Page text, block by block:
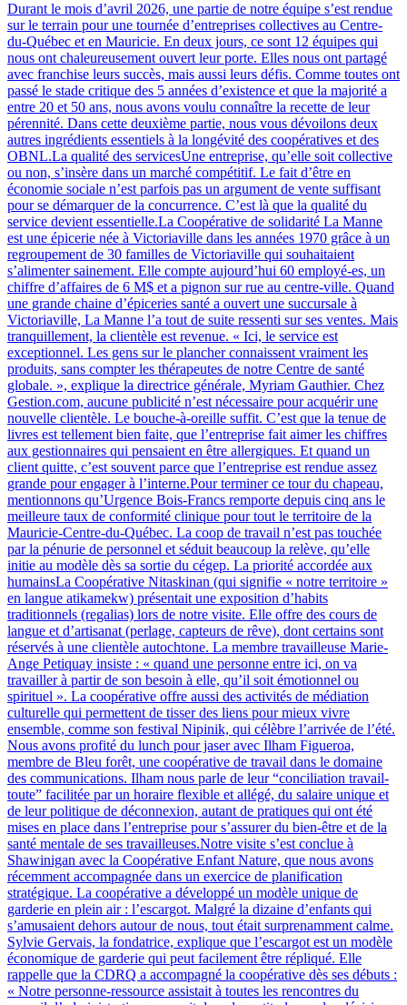
Durant le mois d’avril 2026, une partie de notre équipe s’est rendue
sur le terrain pour une tournée d’entreprises collectives au Centre-
du-Québec et en Mauricie. En deux jours, ce sont 12 équipes qui
nous ont chaleureusement ouvert leur porte. Elles nous ont partagé
avec franchise leurs succès, mais aussi leurs défis. Comme toutes ont
passé le stade critique des 5 années d’existence et que la majorité a
entre 20 et 50 ans, nous avons voulu connaître la recette de leur
pérennité. Dans cette deuxième partie, nous vous dévoilons deux
autres ingrédients essentiels à la longévité des coopératives et des
OBNL.La qualité des servicesUne entreprise, qu’elle soit collective
ou non, s’insère dans un marché compétitif. Le fait d’être en
économie sociale n’est parfois pas un argument de vente suffisant
pour se démarquer de la concurrence. C’est là que la qualité du
service devient essentielle.La Coopérative de solidarité La Manne
est une épicerie née à Victoriaville dans les années 1970 grâce à un
regroupement de 30 familles de Victoriaville qui souhaitaient
s’alimenter sainement. Elle compte aujourd’hui 60 employé-es, un
chiffre d’affaires de 6 M$ et a pignon sur rue au centre-ville. Quand
une grande chaine d’épiceries santé a ouvert une succursale à
Victoriaville, La Manne l’a tout de suite ressenti sur ses ventes. Mais
tranquillement, la clientèle est revenue. « Ici, le service est
exceptionnel. Les gens sur le plancher connaissent vraiment les
produits, sans compter les thérapeutes de notre Centre de santé
globale. », explique la directrice générale, Myriam Gauthier. Chez
Gestion.com, aucune publicité n’est nécessaire pour acquérir une
nouvelle clientèle. Le bouche-à-oreille suffit. C’est que la tenue de
livres est tellement bien faite, que l’entreprise fait aimer les chiffres
aux gestionnaires qui pensaient en être allergiques. Et quand un
client quitte, c’est souvent parce que l’entreprise est rendue assez
grande pour engager à l’interne.Pour terminer ce tour du chapeau,
mentionnons qu’Urgence Bois-Francs remporte depuis cinq ans le
meilleure taux de conformité clinique pour tout le territoire de la
Mauricie-Centre-du-Québec. La coop de travail n’est pas touchée
par la pénurie de personnel et séduit beaucoup la relève, qu’elle
initie au modèle dès sa sortie du cégep. La priorité accordée aux
humainsLa Coopérative Nitaskinan (qui signifie « notre territoire »
en langue atikamekw) présentait une exposition d’habits
traditionnels (regalias) lors de notre visite. Elle offre des cours de
langue et d’artisanat (perlage, capteurs de rêve), dont certains sont
réservés à une clientèle autochtone. La membre travailleuse Marie-
Ange Petiquay insiste : « quand une personne entre ici, on va
travailler à partir de son besoin à elle, qu’il soit émotionnel ou
spirituel ». La coopérative offre aussi des activités de médiation
culturelle qui permettent de tisser des liens pour mieux vivre
ensemble, comme son festival Nipinik, qui célèbre l’arrivée de l’été.
Nous avons profité du lunch pour jaser avec Ilham Figueroa,
membre de Bleu forêt, une coopérative de travail dans le domaine
des communications. Ilham nous parle de leur “conciliation travail-
toute” facilitée par un horaire flexible et allégé, du salaire unique et
de leur politique de déconnexion, autant de pratiques qui ont été
mises en place dans l’entreprise pour s’assurer du bien-être et de la
santé mentale de ses travailleuses.Notre visite s’est conclue à
Shawinigan avec la Coopérative Enfant Nature, que nous avons
récemment accompagnée dans un exercice de planification
stratégique. La coopérative a développé un modèle unique de
garderie en plein air : l’escargot. Malgré la dizaine d’enfants qui
s’amusaient dehors autour de nous, tout était surprenamment calme.
Sylvie Gervais, la fondatrice, explique que l’escargot est un modèle
économique de garderie qui peut facilement être répliqué. Elle
rappelle que la CDRQ a accompagné la coopérative dès ses débuts :
« Notre personne-ressource assistait à toutes les rencontres du